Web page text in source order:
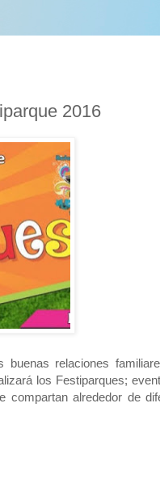
2016
buenas relaciones
los Festiparques;
compartan alrededor de